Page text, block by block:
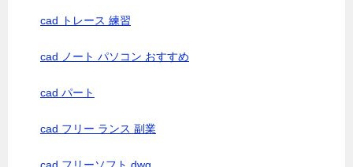
cad トレース 練習
cad ノート パソコン おすすめ
cad パート
cad フリー ランス 副業